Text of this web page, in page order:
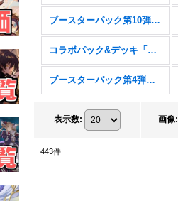
ブースターパック第10弾「Gods of the Arcana」
コラボパック&デッキ「アイドルマスター シンデレラガールズ」
ブースターパック第4弾「天星神話」
表示数: 画像:
443件